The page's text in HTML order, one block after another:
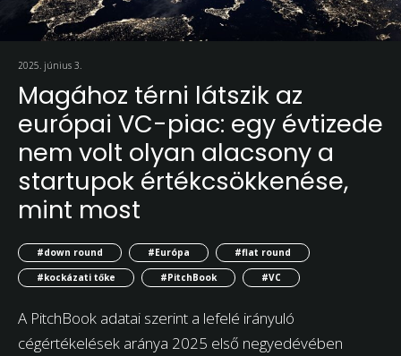
2025. június 3.
Magához térni látszik az
európai VC-piac: egy évtizede
nem volt olyan alacsony a
startupok értékcsökkenése,
mint most
#down round #Európa
#flat round
#kockázati tőke
#PitchBook #VC
A PitchBook adatai szerint a lefelé irányuló
cégértékelések aránya 2025 első negyedévében